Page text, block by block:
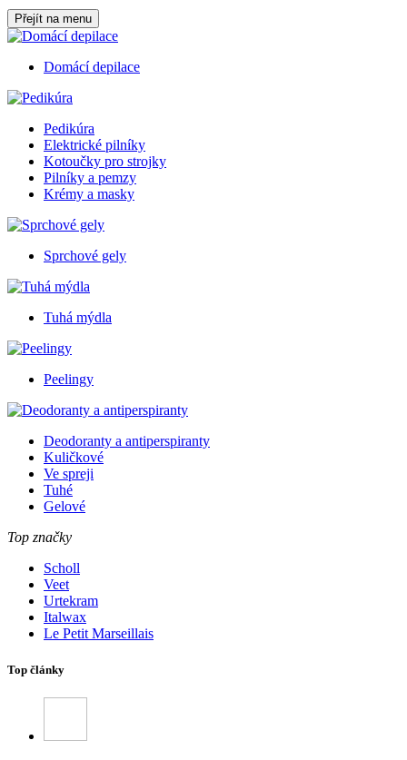
Přejít na menu
Domácí depilace
Pedikúra
Elektrické pilníky
Kotoučky pro strojky
Pilníky a pemzy
Krémy a masky
Sprchové gely
Tuhá mýdla
Peelingy
Deodoranty a antiperspiranty
Kuličkové
Ve spreji
Tuhé
Gelové
Top značky
Scholl
Veet
Urtekram
Italwax
Le Petit Marseillais
Top články